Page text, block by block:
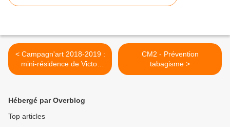
< Campagn'art 2018-2019 :
mini-résidence de Victor
VIALLES
CM2 - Prévention
tabagisme >
Hébergé par Overblog
Top articles